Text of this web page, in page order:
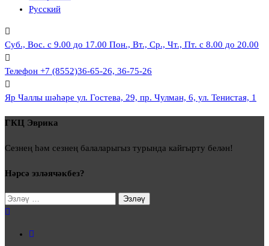
Русский
Суб., Вос. с 9.00 до 17.00 Пон., Вт., Ср., Чт., Пт. с 8.00 до 20.00
Телефон +7 (8552)36-65-26, 36-75-26
Яр Чаллы шәһәре ул. Гостева, 29, пр. Чулман, 6, ул. Тенистая, 1
ГКЦ Эврика
Сезнең һәм сезнең балаларыгыз турында кайгырту белән!
Нәрсә эзләячәкбез?
Моны
эзләү: